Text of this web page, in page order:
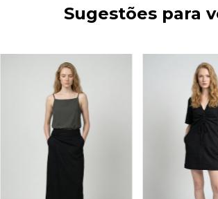
Sugestões para